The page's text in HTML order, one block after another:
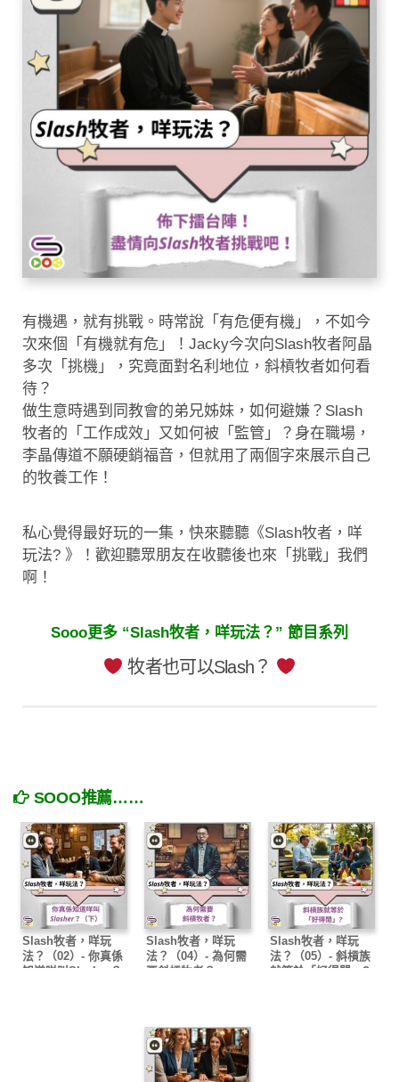
有機遇，就有挑戰。時常說「有危便有機」，不如今
次來個「有機就有危」！Jacky今次向Slash牧者阿晶
多次「挑機」，究竟面對名利地位，斜槓牧者如何看
待？
做生意時遇到同教會的弟兄姊妹，如何避嫌？Slash
牧者的「工作成效」又如何被「監管」？身在職場，
李晶傳道不願硬銷福音，但就用了兩個字來展示自己
的牧養工作！
私心覺得最好玩的一集，快來聽聽《Slash牧者，咩
玩法? 》！歡迎聽眾朋友在收聽後也來「挑戰」我們
啊！
Sooo更多 “Slash牧者，咩玩法？” 節目系列
牧者也可以Slash？
SOOO推薦……
Slash牧者，咩玩
法？（02）- 你真係
知道咩叫Slasher？
Slash牧者，咩玩
法？（04）- 為何需
要斜槓牧者？
Slash牧者，咩玩
法？（05）- 斜槓族
就等於「好得閒」?